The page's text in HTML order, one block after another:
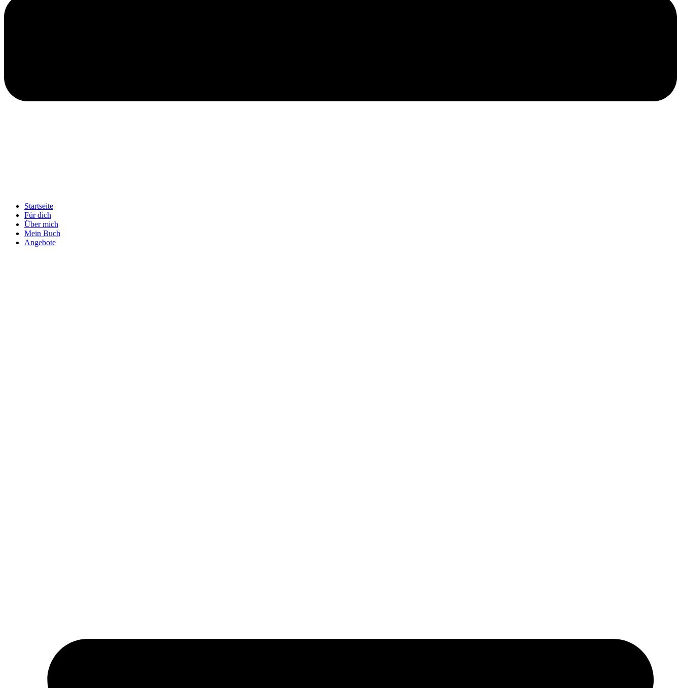
Startseite
Für dich
Über mich
Mein Buch
Angebote